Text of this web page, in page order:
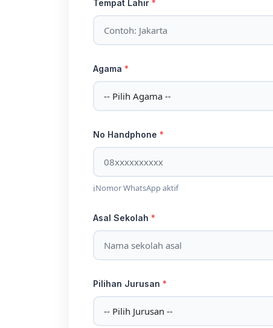
Tempat Lahir *
Agama *
No Handphone *
Nomor WhatsApp aktif
Asal Sekolah *
Pilihan Jurusan *